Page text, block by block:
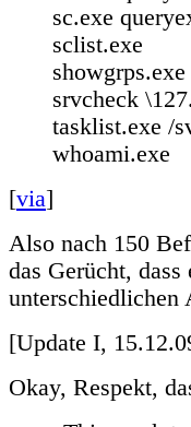
sc.exe
sclist.exe
showgrps.exe
srvcheck
tasklist.exe /
whoami.exe
[via]
Also nach 150
das Gerücht, dass
unterschiedlichen
[Update I,
Okay, Respekt,